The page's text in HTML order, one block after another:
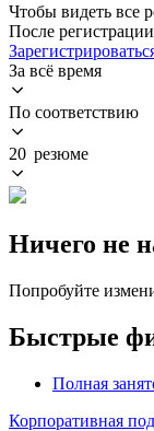
Чтобы видеть все
После
За всё время
По соответствию
20 резюме
Ничего не
Попробуйте
Быстрые
Полная
Корпоративная